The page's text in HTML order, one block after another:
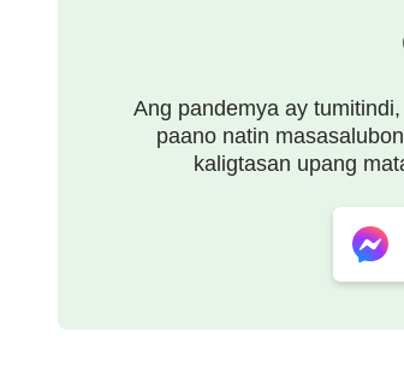
Ang pandemya ay
paano natin
kaligtasan upang